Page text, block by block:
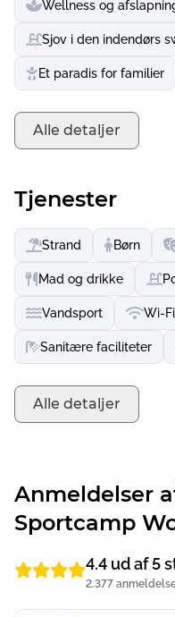
Wellness og
Sjov i den indendørs
Et paradis for familier
Alle detaljer
Tjenester
Strand Børn
Mad og drikke
Vandsport Wi-Fi
Sanitære faciliteter
Alle detaljer
Anmeldelser
Sportcamp
4.4 ud af 5
2.377